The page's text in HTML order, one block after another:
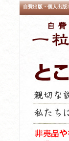
自費出版・個人出版